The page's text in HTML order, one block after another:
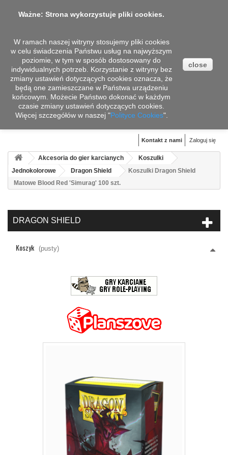
Koszyk (pusty)
Zaloguj się
Kontakt z nami
Akcesoria do gier karcianych
Koszulki
Jednokolorowe
Dragon Shield
Koszulki Dragon Shield
Matowe Blood Red 'Simurag' 100 szt.
DRAGON SHIELD
Koszyk (pusty)
Ważne: Strona wykorzystuje pliki cookies.
W ramach naszej witryny stosujemy pliki cookies
w celu świadczenia Państwu usług na najwyższym
poziomie, w tym w sposób dostosowany do
indywidualnych potrzeb. Korzystanie z witryny bez
zmiany ustawień dotyczących cookies oznacza, że
będą one zamieszczane w Państwa urządzeniu
końcowym. Możecie Państwo dokonać w każdym
czasie zmiany ustawień dotyczących cookies.
Więcej szczegółów w naszej "Polityce Cookies".
close